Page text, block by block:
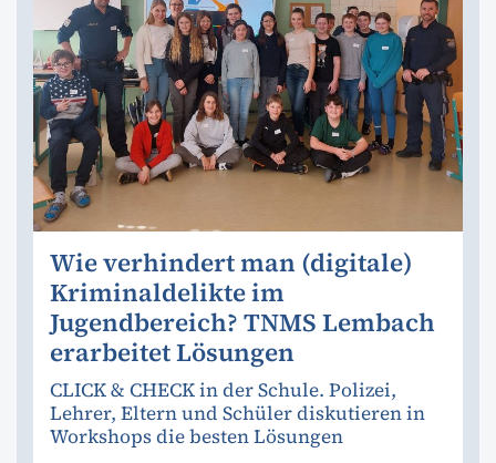
Wie verhindert man (digitale)
Kriminaldelikte im
Jugendbereich? TNMS Lembach
erarbeitet Lösungen
CLICK & CHECK in der Schule. Polizei,
Lehrer, Eltern und Schüler diskutieren in
Workshops die besten Lösungen